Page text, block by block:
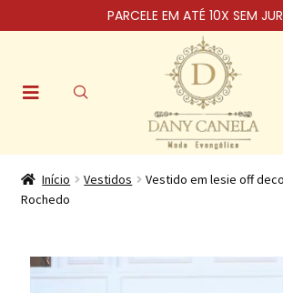
PARCELE EM ATÉ 10X SEM
Início Vestidos
Vestido em lesie off
Rochedo